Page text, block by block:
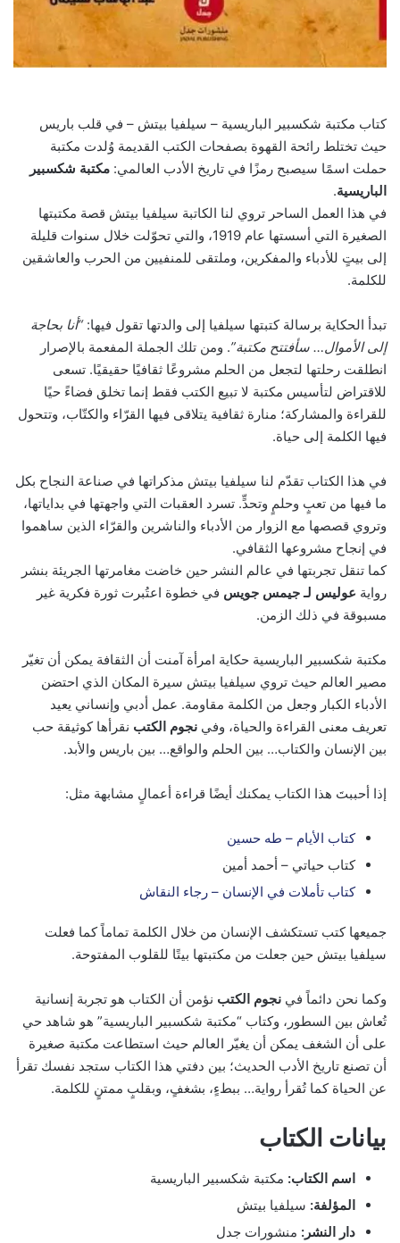
كتاب مكتبة شكسبير الباريسية – سيلفيا بيتش – في قلب باريس
حيث تختلط رائحة القهوة بصفحات الكتب القديمة وُلدت مكتبة
حملت اسمًا سيصبح رمزًا في تاريخ الأدب العالمي: مكتبة شكسبير
الباريسية.
في هذا العمل الساحر تروي لنا الكاتبة سيلفيا بيتش قصة مكتبتها
الصغيرة التي أسستها عام 1919، والتي تحوّلت خلال سنوات قليلة
إلى بيتٍ للأدباء والمفكرين، وملتقى للمنفيين من الحرب والعاشقين
للكلمة.
تبدأ الحكاية برسالة كتبتها سيلفيا إلى والدتها تقول فيها:“أنا بحاجة
إلى الأموال… سأفتتح مكتبة”. ومن تلك الجملة المفعمة بالإصرار
انطلقت رحلتها لتجعل من الحلم مشروعًا ثقافيًا حقيقيًا. تسعى
للاقتراض لتأسيس مكتبة لا تبيع الكتب فقط إنما تخلق فضاءً حيًا
للقراءة والمشاركة؛ منارة ثقافية يتلاقى فيها القرّاء والكتّاب، وتتحول
فيها الكلمة إلى حياة.
في هذا الكتاب تقدّم لنا سيلفيا بيتش مذكراتها في صناعة النجاح بكل
ما فيها من تعبٍ وحلمٍ وتحدٍّ. تسرد العقبات التي واجهتها في بداياتها،
وتروي قصصها مع الزوار من الأدباء والناشرين والقرّاء الذين ساهموا
في إنجاح مشروعها الثقافي.
كما تنقل تجربتها في عالم النشر حين خاضت مغامرتها الجريئة بنشر
رواية عوليس لـ جيمس جويس في خطوة اعتُبرت ثورة فكرية غير
مسبوقة في ذلك الزمن.
مكتبة شكسبير الباريسية حكاية امرأة آمنت أن الثقافة يمكن أن تغيّر
مصير العالم حيث تروي سيلفيا بيتش سيرة المكان الذي احتضن
الأدباء الكبار وجعل من الكلمة مقاومة. عمل أدبي وإنساني يعيد
تعريف معنى القراءة والحياة، وفي نجوم الكتب نقرأها كوثيقة حب
بين الإنسان والكتاب… بين الحلم والواقع… بين باريس والأبد.
إذا أحببتَ هذا الكتاب يمكنك أيضًا قراءة أعمالٍ مشابهة مثل:
كتاب الأيام – طه حسين
كتاب حياتي – أحمد أمين
كتاب تأملات في الإنسان – رجاء النقاش
جميعها كتب تستكشف الإنسان من خلال الكلمة تماماً كما فعلت
سيلفيا بيتش حين جعلت من مكتبتها بيتًا للقلوب المفتوحة.
وكما نحن دائماً في نجوم الكتب نؤمن أن الكتاب هو تجربة إنسانية
تُعاش بين السطور، وكتاب “مكتبة شكسبير الباريسية” هو شاهد حي
على أن الشغف يمكن أن يغيّر العالم حيث استطاعت مكتبة صغيرة
أن تصنع تاريخ الأدب الحديث؛ بين دفتي هذا الكتاب ستجد نفسك تقرأ
عن الحياة كما تُقرأ رواية… ببطءٍ، بشغفٍ، وبقلبٍ ممتنٍ للكلمة.
بيانات الكتاب
اسم الكتاب: مكتبة شكسبير الباريسية
المؤلفة: سيلفيا بيتش
دار النشر: منشورات جدل